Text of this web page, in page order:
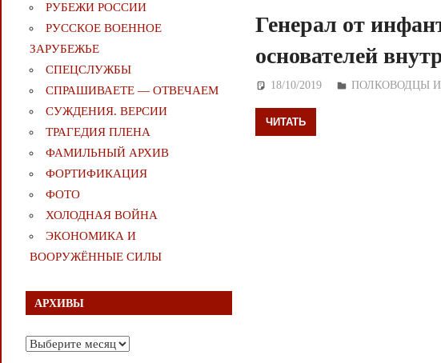
Генерал от
основателей
18/10/2019 Дежурный по
ПОЛКОВОДЦЫ
ЧИТАТЬ
РУБЕЖИ РОССИИ
РУССКОЕ ВОЕННОЕ
ЗАРУБЕЖЬЕ
СПЕЦСЛУЖБЫ
СПРАШИВАЕТЕ — ОТВЕЧАЕМ
СУЖДЕНИЯ. ВЕРСИИ
ТРАГЕДИЯ ПЛЕНА
ФАМИЛЬНЫЙ АРХИВ
ФОРТИФИКАЦИЯ
ФОТО
ХОЛОДНАЯ ВОЙНА
ЭКОНОМИКА И
ВООРУЖЁННЫЕ СИЛЫ
АРХИВЫ
Архивы